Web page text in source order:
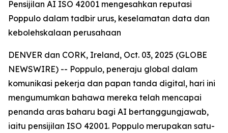
Pensijilan AI ISO 42001 mengesahkan reputasi
Poppulo dalam tadbir urus, keselamatan data dan
kebolehskalaan perusahaan
DENVER dan CORK, Ireland, Oct. 03, 2025 (GLOBE
NEWSWIRE) -- Poppulo, peneraju global dalam
komunikasi pekerja dan papan tanda digital, hari ini
mengumumkan bahawa mereka telah mencapai
penanda aras baharu bagi AI bertanggungjawab,
iaitu pensijilan ISO 42001. Poppulo merupakan satu-